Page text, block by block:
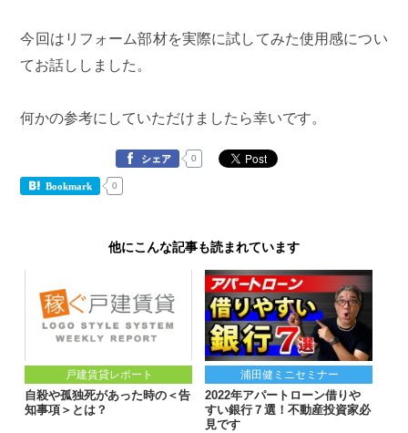
今回はリフォーム部材を実際に試してみた使用感につい
てお話ししました。
何かの参考にしていただけましたら幸いです。
シェア 0
Bookmark 0
他にこんな記事も読まれています
戸建賃貸レポート
自殺や孤独死があった時の＜告
知事項＞とは？
浦田健ミニセミナー
2022年アパートローン借りや
すい銀行７選！不動産投資家必
見です